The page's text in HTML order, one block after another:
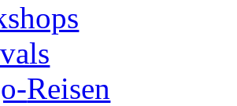
Reisen